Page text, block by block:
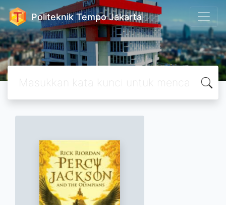
Politeknik Tempo Jakarta